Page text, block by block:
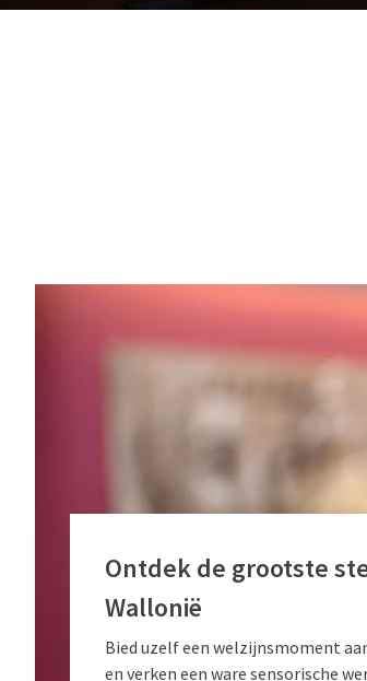
Ontdek de grootste
Wallonië
Bied uzelf een welzijnsmoment
en verken een ware sensorische